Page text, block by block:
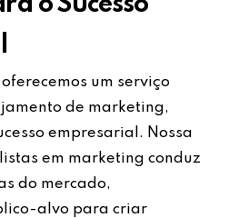
um serviço
de marketing,
empresarial. Nossa
em marketing conduz
do mercado,
alvo para criar